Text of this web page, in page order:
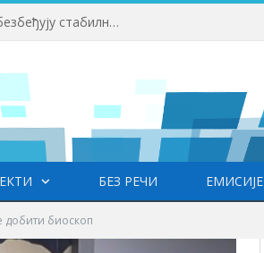
Редовне акције добровољног давања крви обезбеђују стабилне залихе крви
БЕЗ РЕЧИ ЕМИСИЈЕ
биоскоп